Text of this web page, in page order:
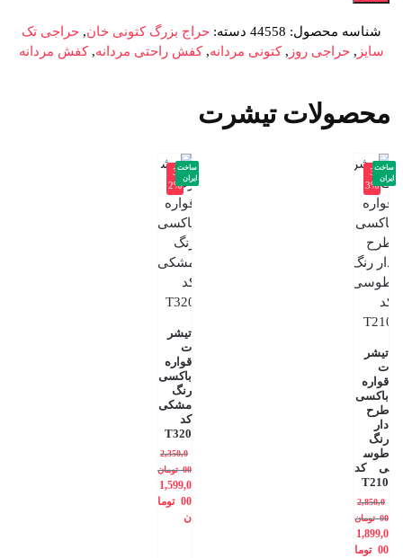
شناسه محصول: 44558 دسته: حراج بزرگ کتونی خان, حراجی تک
سایز , حراجی روز ,کتونی مردانه,کفش راحتی مردانه,کفش مردانه
محصولات تیشرت
-3
3%
تیشر
ت
قواره
باکسی
طرح
دار
رنگ
طوس
ی کد
T210
2,850,0
00 تومان
1,899,0
00 توما
ساخت
ایران
-3
2%
تیشر
ت
قواره
باکسی
رنگ
مشکی
کد
T320
2,350,0
00 تومان
1,599,0
00 توما
ن
ساخت
ایران